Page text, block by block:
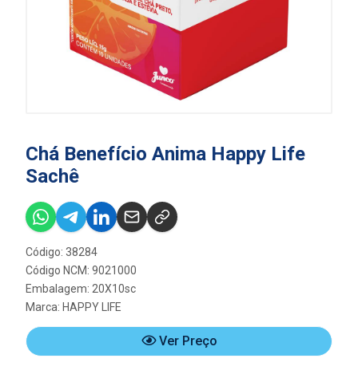
Chá Benefício Anima Happy Life
Sachê
Código: 38284
Código NCM: 9021000
Embalagem: 20X10sc
Marca: HAPPY LIFE
Ver Preço